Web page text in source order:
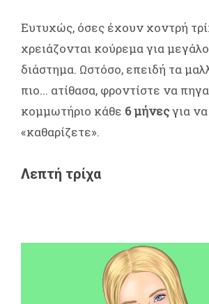
Ευτυχώς, όσες έχουν χοντρή
χρειάζονται κούρεμα για
διάστημα. Ωστόσο, επειδή τα
πιο... ατίθασα, φροντίστε να
κομμωτήριο κάθε 6 μήνεςγια
«καθαρίζετε».
Λεπτή τρίχα